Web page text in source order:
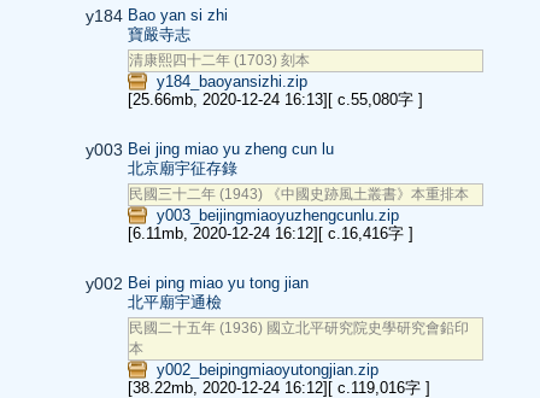
y184 Bao yan si zhi
寶嚴寺志
清康熙四十二年 (1703) 刻本
y184_baoyansizhi.zip
[25.66mb, 2020-12-24 16:13] [ c.55,080字 ]
y003 Bei jing miao yu zheng cun lu
北京廟宇征存錄
民國三十二年 (1943) 《中國史跡風土叢書》本重排本
y003_beijingmiaoyuzhengcunlu.zip
[6.11mb, 2020-12-24 16:12] [ c.16,416字 ]
y002 Bei ping miao yu tong jian
北平廟宇通檢
民國二十五年 (1936) 國立北平研究院史學研究會鉛印
本
y002_beipingmiaoyutongjian.zip
[38.22mb, 2020-12-24 16:12] [ c.119,016字 ]